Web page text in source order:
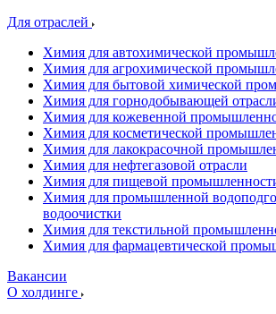
Для отраслей
Химия для автохимической
Химия для агрохимической
Химия для бытовой химической
Химия для горнодобывающей
Химия для кожевенной
Химия для косметической
Химия для лакокрасочной
Химия для нефтегазовой отрасли
Химия для пищевой
Химия для промышленной
водоочистки
Химия для текстильной
Химия для фармацевтической
Вакансии
О холдинге